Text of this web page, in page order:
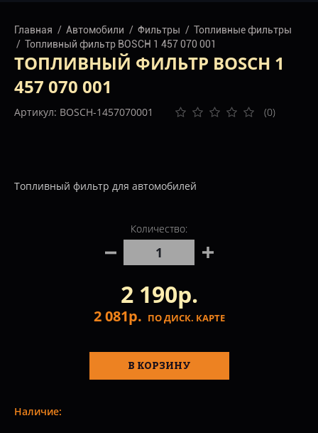
Главная Автомобили Фильтры
Топливные фильтры
Топливный фильтр BOSCH 1 457 070 001
ТОПЛИВНЫЙ ФИЛЬТР BOSCH 1
457 070 001
Артикул: BOSCH-1457070001 (0)
Топливный фильтр для автомобилей
Количество:
2 190р.
2 081р. ПО ДИСК. КАРТЕ
В КОРЗИНУ
Наличие: